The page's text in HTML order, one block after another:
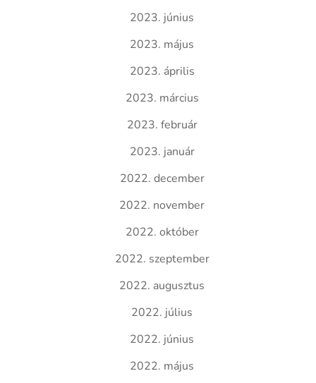
2023. június
2023. május
2023. április
2023. március
2023. február
2023. január
2022. december
2022. november
2022. október
2022. szeptember
2022. augusztus
2022. július
2022. június
2022. május